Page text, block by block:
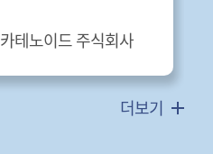
카테노이드 주식회사
더보기